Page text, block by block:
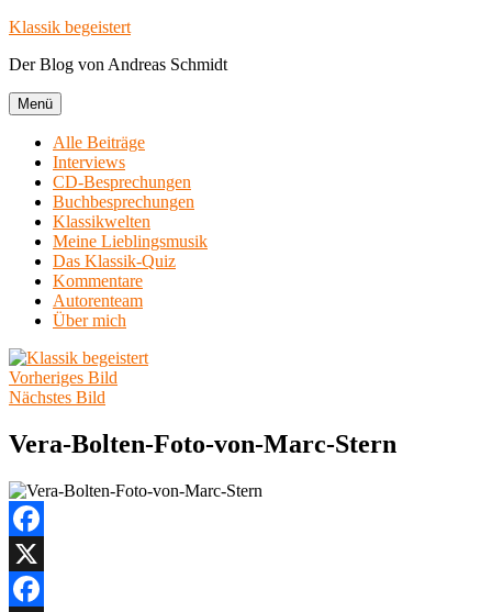
Zum
springen
Klassik begeistert
Der Blog von Andreas Schmidt
Menü
Alle Beiträge
Interviews
CD-Besprechungen
Buchbesprechungen
Klassikwelten
Meine Lieblingsmusik
Das Klassik-Quiz
Kommentare
Autorenteam
Über mich
Vorheriges Bild
Nächstes Bild
Vera-Bolten-Foto-von-Marc-Stern
Facebook
X